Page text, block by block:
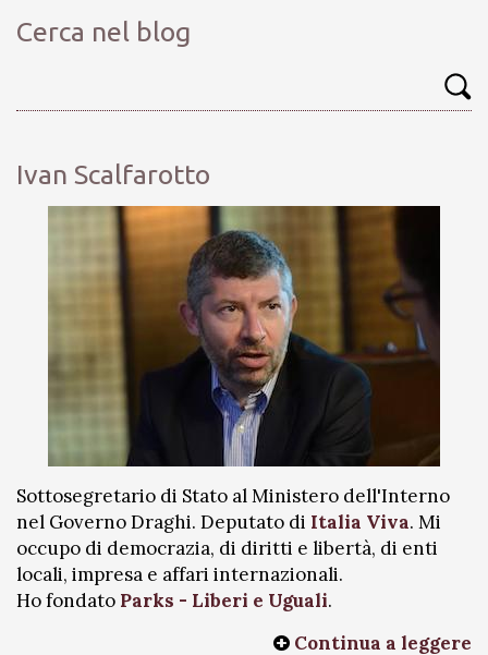
Cerca nel blog
Ivan Scalfarotto
Sottosegretario di Stato al Ministero dell'Interno
nel Governo Draghi. Deputato di Italia Viva. Mi
occupo di democrazia, di diritti e libertà, di enti
locali, impresa e affari internazionali.
Ho fondato Parks - Liberi e Uguali.
Continua a leggere